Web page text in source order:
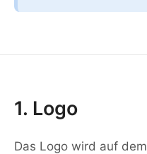
1. Logo
Das Logo wird auf